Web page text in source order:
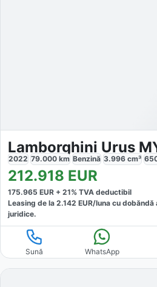
Lamborghini Urus
2022 79.000 km Benzină 3.996 cm³
212.918 EUR
175.965 EUR + 21% TVA deductibil
Leasing de la 2.142 EUR/luna cu dobăndă
juridice.
Sună WhatsApp